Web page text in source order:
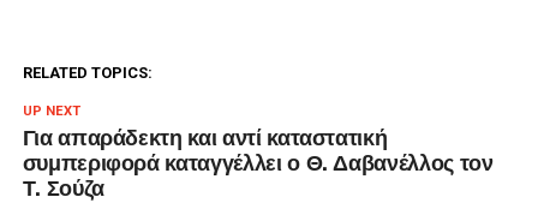
RELATED TOPICS:
UP NEXT
Για απαράδεκτη και αντί καταστατική
συμπεριφορά καταγγέλλει ο Θ. Δαβανέλλος τον
Τ. Σούζα